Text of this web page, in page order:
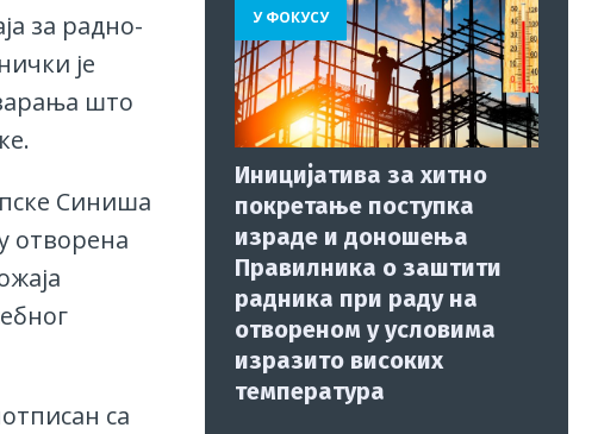
за радно-
је
што
Синиша
отворена
са
У ФОКУСУ
Иницијатива за хитно
покретање поступка
израде и доношења
Правилника о заштити
радника при раду на
отвореном у условима
изразито високих
температура